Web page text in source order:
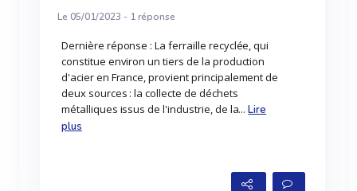
Le 05/01/2023 - 1réponse
Dernière réponse : La ferraille recyclée, qui
constitue environ un tiers de la production
d'acier en France, provient principalement de
deux sources : la collecte de déchets
métalliques issus de l'industrie, de la...Lire
plus